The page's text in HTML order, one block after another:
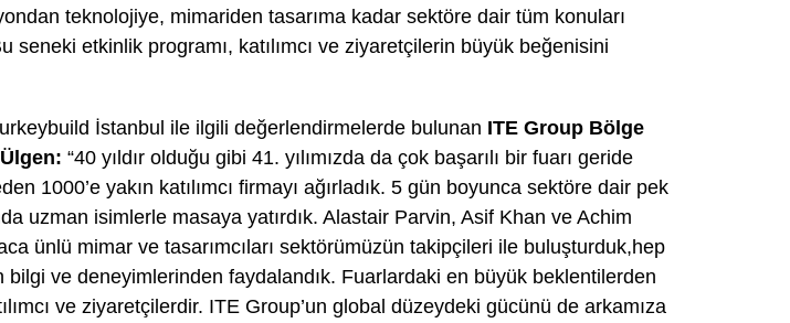
teknolojiye, mimariden tasarıma kadar sektöre dair tüm konuları
seneki etkinlik programı, katılımcı ve ziyaretçilerin büyük beğenisini
İstanbul ile ilgili değerlendirmelerde bulunan ITE Group Bölge
“40 yıldır olduğu gibi 41. yılımızda da çok başarılı bir fuarı geride
1000’e yakın katılımcı firmayı ağırladık. 5 gün boyunca sektöre dair pek
uzman isimlerle masaya yatırdık. Alastair Parvin, Asif Khan ve Achim
ünlü mimar ve tasarımcıları sektörümüzün takipçileri ile buluşturduk,hep
bilgi ve deneyimlerinden faydalandık. Fuarlardaki en büyük beklentilerden
ve ziyaretçilerdir. ITE Group’un global düzeydeki gücünü de arkamıza